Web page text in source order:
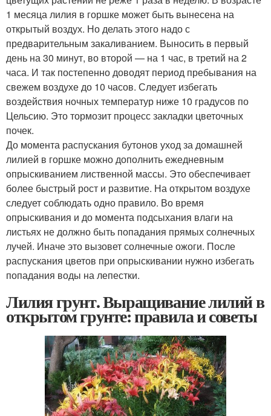
1 месяца лилия в горшке может быть вынесена на
открытый воздух. Но делать этого надо с
предварительным закаливанием. Выносить в первый
день на 30 минут, во второй — на 1 час, в третий на 2
часа. И так постепенно доводят период пребывания на
свежем воздухе до 10 часов. Следует избегать
воздействия ночных температур ниже 10 градусов по
Цельсию. Это тормозит процесс закладки цветочных
почек.
До момента распускания бутонов уход за домашней
лилией в горшке можно дополнить ежедневным
опрыскиванием лиственной массы. Это обеспечивает
более быстрый рост и развитие. На открытом воздухе
следует соблюдать одно правило. Во время
опрыскивания и до момента подсыхания влаги на
листьях не должно быть попадания прямых солнечных
лучей. Иначе это вызовет солнечные ожоги. После
распускания цветов при опрыскивании нужно избегать
попадания воды на лепестки.
Лилия грунт. Выращивание лилий в
открытом грунте: правила и советы